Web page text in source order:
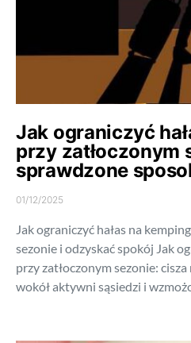
Jak ograniczyć
przy zatłoczonym
sprawdzone
01/12/2025
Jak ograniczyć hałas na
sezonie i odzyskać spokój Jak
przy zatłoczonym sezonie:
wokół aktywni sąsiedzi i